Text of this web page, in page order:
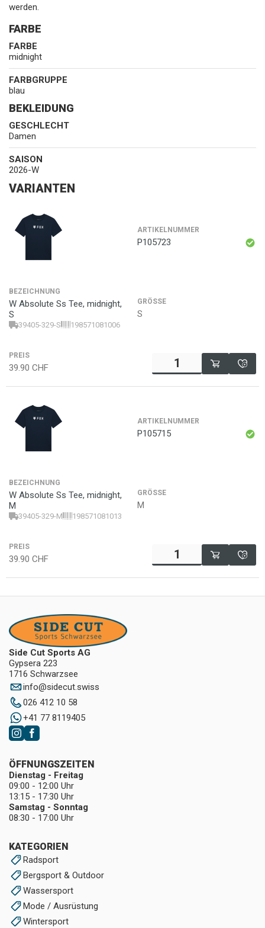
werden.
FARBE
FARBE
midnight
FARBGRUPPE
blau
BEKLEIDUNG
GESCHLECHT
Damen
SAISON
2026-W
VARIANTEN
ARTIKELNUMMER
P105723
BEZEICHNUNG
W Absolute Ss Tee, midnight,
S
39405-329-S 198571081006
GRÖSSE
S
PREIS
39.90 CHF
ARTIKELNUMMER
P105715
BEZEICHNUNG
W Absolute Ss Tee, midnight,
M
39405-329-M 198571081013
GRÖSSE
M
PREIS
39.90 CHF
Side Cut Sports AG
Gypsera 223
1716 Schwarzsee
info@sidecut.swiss
026 412 10 58
+41 77 8119405
KATEGORIEN
Radsport
Bergsport & Outdoor
Wassersport
Mode / Ausrüstung
Wintersport
ÖFFNUNGSZEITEN
Dienstag - Freitag
09:00 - 12:00 Uhr
13:15 - 17:30 Uhr
Samstag - Sonntag
08:30 - 17:00 Uhr